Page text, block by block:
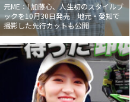
元ME：I 加藤心、人生初のスタイルブ
ックを10月30日発売 地元・愛知で
撮影した先行カットも公開